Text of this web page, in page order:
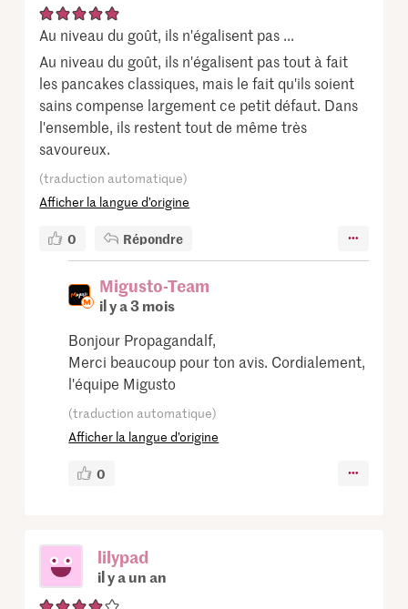
Au niveau du goût, ils n'égalisent pas ...
Au niveau du goût, ils n'égalisent pas tout à fait
les pancakes classiques, mais le fait qu'ils soient
sains compense largement ce petit défaut. Dans
l'ensemble, ils restent tout de même très
savoureux.
(traduction automatique)
Afficher la langue d’origine
0 Répondre
Migusto-Team
il y a 3 mois
Bonjour Propagandalf,
Merci beaucoup pour ton avis. Cordialement,
l'équipe Migusto
(traduction automatique)
Afficher la langue d’origine
0
lilypad
il y a un an